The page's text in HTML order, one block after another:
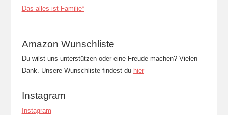
Das alles ist Familie*
Amazon Wunschliste
Du wilst uns unterstützen oder eine Freude machen? Vielen
Dank. Unsere Wunschliste findest du hier
Instagram
Instagram